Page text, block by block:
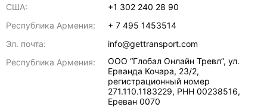
США:
+1 302 240 28 90
Республика Армения:
+ 7 495 1453514
Эл. почта:
info@gettransport.com
Республика Армения:
ООО “Глобал Онлайн Тревл”, ул.
Ерванда Кочара, 23/2,
регистрационный номер
271.110.1183229, РНН 00238516,
Ереван 0070